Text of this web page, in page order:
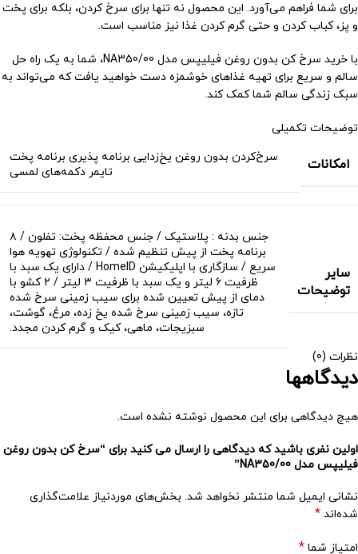
برای شما فراهم می‌آورد. این محصول نه تنها برای سرخ کردن، بلکه برای پخت
و پز، کباب کردن و حتی گرم کردن غذا نیز مناسب است.
با خرید سرخ کن بدون روغن فیلیپس مدل NA350/00، شما به یک راه حل
سالم و سریع برای تهیه غذاهای خوشمزه دست خواهید یافت که می‌تواند به
سبک زندگی سالم شما کمک کند.
توضیحات تکمیلی
امکانات
سرخ‌کردن بدون روغن یخ‌زدایی برنامه پذیری برنامه پخت
تایمر دکمه‌های لمسی
سایر
توضیحات
جنس بدنه : پلاستیک / جنس محفظه پخت: تفلون / ۸
برنامه پخت از پیش تنظیم شده / تکنولوژی تهویه هوا
سریع / سازگاری با اپلیکیشن HomeID / دارای یک سبد با
ظرفیت ۶ لیتر و یک سبد با ظرفیت ۳ لیتر / ۲ کشو با
دمای از پیش تعیین شده برای سیب زمینی سرخ شده
تازه، سیب زمینی سرخ شده یخ زده، مرغ، گوشت،
سبزیجات، ماهی، کیک و گرم کردن مجدد.
نظرات (0)
دیدگاهها
هیچ دیدگاهی برای این محصول نوشته نشده است.
اولین نفری باشید که دیدگاهی را ارسال می کنید برای “سرخ کن بدون روغن
فیلیپس مدل NA350/00”
نشانی ایمیل شما منتشر نخواهد شد. بخش‌های موردنیاز علامت‌گذاری
شده‌اند *
امتیاز شما *